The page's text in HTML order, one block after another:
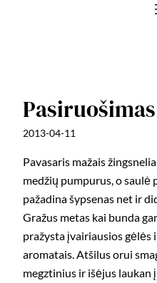
2013-04-11
Pavasaris mažais
medžių pumpurus, o saulė
pažadina šypsenas net ir
Gražus metas kai bunda
pražysta įvairiausios gėlės
aromatais. Atšilus orui
megztinius ir išėjus laukan